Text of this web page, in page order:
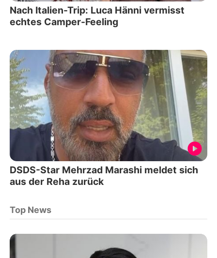
Nach Italien-Trip: Luca Hänni vermisst
echtes Camper-Feeling
DSDS-Star Mehrzad Marashi meldet sich
aus der Reha zurück
Top News